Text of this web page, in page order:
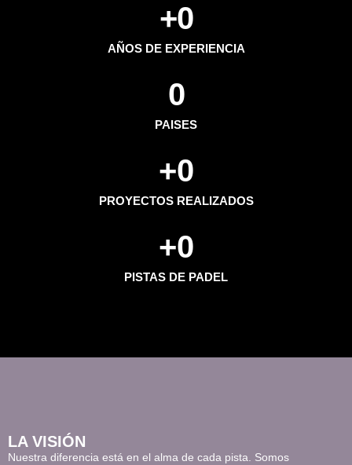
AÑOS DE EXPERIENCIA
+0
PAISES
0
PROYECTOS REALIZADOS
+0
PISTAS DE PADEL
+0
LA VISIÓN
Nuestra diferencia está en el alma de cada pista. Somos